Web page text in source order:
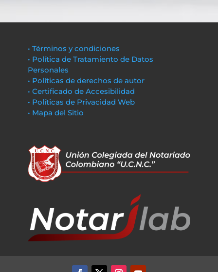
• Términos y condiciones
• Política de Tratamiento de Datos
Personales
• Políticas de derechos de autor
• Certificado de Accesibilidad
• Políticas de Privacidad Web
• Mapa del Sitio